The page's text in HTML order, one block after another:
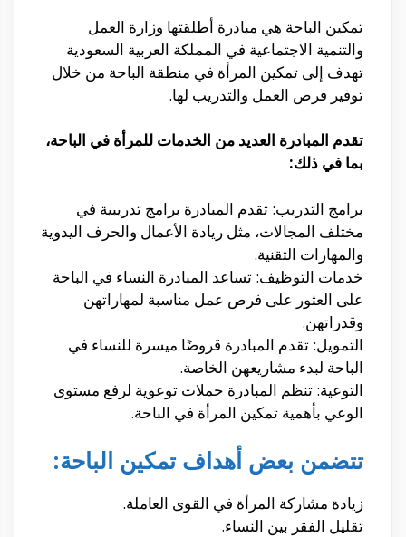
تمكين الباحة هي مبادرة أطلقتها وزارة العمل
والتنمية الاجتماعية في المملكة العربية السعودية
تهدف إلى تمكين المرأة في منطقة الباحة من خلال
توفير فرص العمل والتدريب لها.
تقدم المبادرة العديد من الخدمات للمرأة في الباحة،
بما في ذلك:
برامج التدريب: تقدم المبادرة برامج تدريبية في
مختلف المجالات، مثل ريادة الأعمال والحرف اليدوية
والمهارات التقنية.
خدمات التوظيف: تساعد المبادرة النساء في الباحة
على العثور على فرص عمل مناسبة لمهاراتهن
وقدراتهن.
التمويل: تقدم المبادرة قروضًا ميسرة للنساء في
الباحة لبدء مشاريعهن الخاصة.
التوعية: تنظم المبادرة حملات توعوية لرفع مستوى
الوعي بأهمية تمكين المرأة في الباحة.
تتضمن بعض أهداف تمكين الباحة:
زيادة مشاركة المرأة في القوى العاملة.
تقليل الفقر بين النساء.